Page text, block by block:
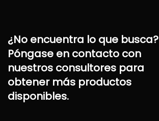
¿No encuentra lo que busca?
Póngase en contacto con
nuestros consultores para
obtener más productos
disponibles.